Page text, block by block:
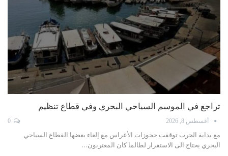
تراجع في الموسم السياحي البحري وفي قطاع تنظيم
أغسطس 8, 2026
مع بداية الحرب توقفت حجوزات الأعراس مع إلغاء بعضها القطاع السياحي
البحري يحتاج الى الاستقرار لطالما كان المغتربون…